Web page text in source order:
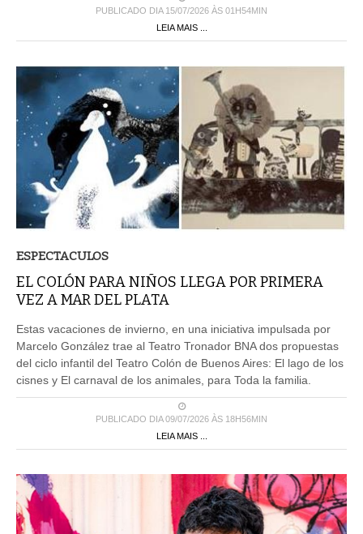
PUBLICADO DIA 15/07/2026 ÀS 01H54MIN
LEIA MAIS ...
ESPECTACULOS
EL COLÓN PARA NIÑOS LLEGA POR PRIMERA
VEZ A MAR DEL PLATA
Estas vacaciones de invierno, en una iniciativa impulsada por
Marcelo González trae al Teatro Tronador BNA dos propuestas
del ciclo infantil del Teatro Colón de Buenos Aires: El lago de los
cisnes y El carnaval de los animales, para Toda la familia.
PUBLICADO DIA 09/07/2026 ÀS 18H56MIN
LEIA MAIS ...